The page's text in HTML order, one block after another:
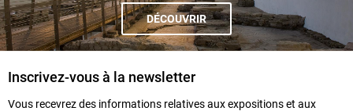
DÉCOUVRIR
Inscrivez-vous à la newsletter
Vous recevrez des informations relatives aux expositions et aux